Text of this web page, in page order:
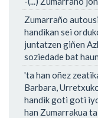
Zumarraño
handikan sei
juntatzen giñen
soziedade bat
'ta han oñez
Barbara,
handik goti goti
han Zumarrakua